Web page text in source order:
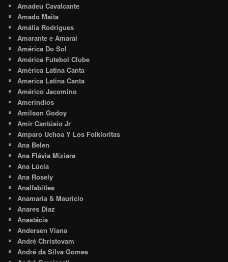
Amadeu Cavalcante
Amado Maita
Amália Rodrigues
Amarante e Amaraí
América Do Sol
América Futebol Clube
América Latina Canta
America Latina Canta
Américo Jacomino
Amerindios
Amilson Godoy
Amir Cantúsio Jr
Amparo Uchoa Y Los Folkloritas
Ana Belen
Ana Flávia Miziara
Ana Lúcia
Ana Rosely
Analfabitles
Anamaria & Maurício
Anares Diaz
Anastácia
Andersen Viana
André Christovam
André da Silva Gomes